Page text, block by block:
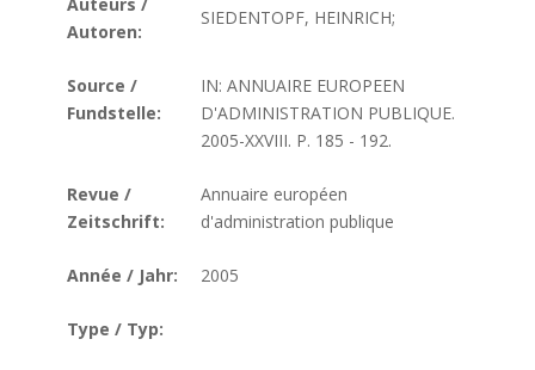
Autoren:
SIEDENTOPF, HEINRICH;
Source /
Fundstelle:
IN: ANNUAIRE EUROPEEN
D'ADMINISTRATION PUBLIQUE.
2005-XXVIII. P. 185 - 192.
Revue /
Zeitschrift:
Annuaire européen
d'administration publique
Année / Jahr: 2005
Type / Typ: